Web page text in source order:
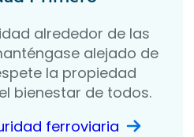
alrededor de las
alejado de
la propiedad
bienestar de todos.
ferroviaria